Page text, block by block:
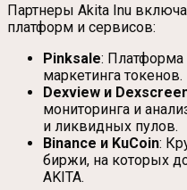
Партнеры Akita Inu
платформ и сервисов:
Pinksale: Платформа
маркетинга токенов.
Dexview и
мониторинга и
и ликвидных пулов.
Binance и KuCoin:
биржи, на которых
AKITA.